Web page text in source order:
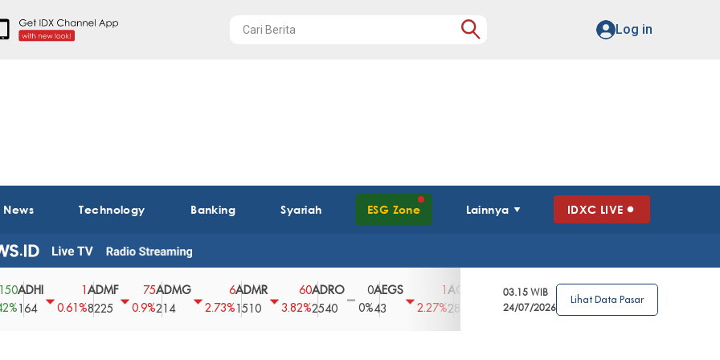
Log in
Technology Banking Syariah ESG Zone Lainnya IDXC LIVE
0.61%
ADMF
8225
75
0.9%
ADMG
214
2.73%
ADMR
1510
60
3.82%
ADRO
2540
0
0%
AEGS
2.27% 2850
3.39%
AGRO
148
4
2.63%
0%
03.15 WIB
24/07/2026
Lihat Data Pasar